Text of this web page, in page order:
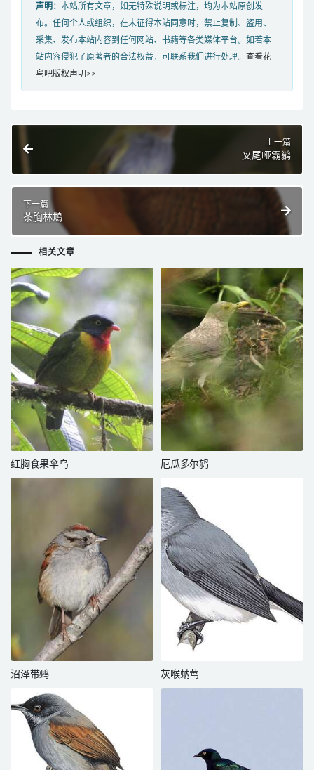
声明： 本站所有文章，如无特殊说明或标注，均为本站原创发
布。任何个人或组织，在未征得本站同意时，禁止复制、盗用、
采集、发布本站内容到任何网站、书籍等各类媒体平台。如若本
站内容侵犯了原著者的合法权益，可联系我们进行处理。 查看花
鸟吧版权声明>>
上一篇
叉尾哑霸鹟
下一篇
茶胸林䳍
相关文章
红胸食果伞鸟 厄瓜多尔鸫
沼泽带鹀 灰喉蚋莺